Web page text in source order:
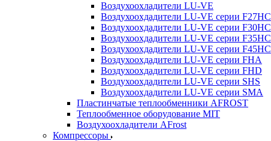
Воздухоохладители LU-VE
Воздухоохдадители LU-VE серии F27HC
Воздухоохдадители LU-VE серии F30HC
Воздухоохдадители LU-VE серии F35HC
Воздухоохдадители LU-VE серии F45HC
Воздухоохдадители LU-VE серии FHA
Воздухоохдадители LU-VE серии FHD
Воздухоохдадители LU-VE серии SHS
Воздухоохдадители LU-VE серии SMA
Пластинчатые теплообменники AFROST
Теплообменное оборудование MIT
Воздухоохладители AFrost
Компрессоры